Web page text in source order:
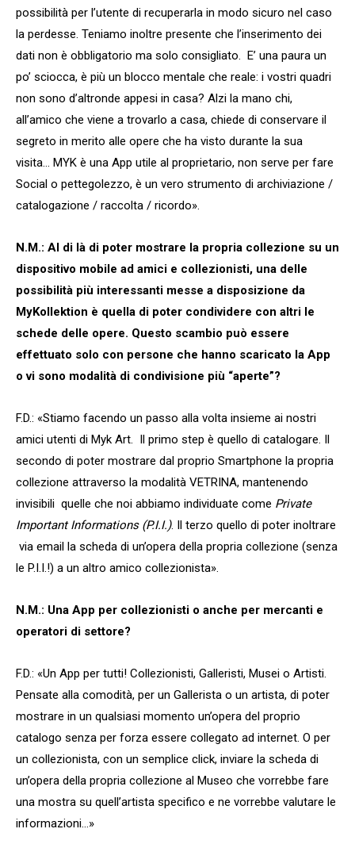
possibilità per l’utente di recuperarla in modo sicuro nel caso
la perdesse. Teniamo inoltre presente che l’inserimento dei
dati non è obbligatorio ma solo consigliato. E’ una paura un
po’ sciocca, è più un blocco mentale che reale: i vostri quadri
non sono d’altronde appesi in casa? Alzi la mano chi,
all’amico che viene a trovarlo a casa, chiede di conservare il
segreto in merito alle opere che ha visto durante la sua
visita… MYK è una App utile al proprietario, non serve per fare
Social o pettegolezzo, è un vero strumento di archiviazione /
catalogazione / raccolta / ricordo».
N.M.: Al di là di poter mostrare la propria collezione su un
dispositivo mobile ad amici e collezionisti, una delle
possibilità più interessanti messe a disposizione da
MyKollektion è quella di poter condividere con altri le
schede delle opere. Questo scambio può essere
effettuato solo con persone che hanno scaricato la App
o vi sono modalità di condivisione più “aperte”?
F.D.: «Stiamo facendo un passo alla volta insieme ai nostri
amici utenti di Myk Art. Il primo step è quello di catalogare. Il
secondo di poter mostrare dal proprio Smartphone la propria
collezione attraverso la modalità VETRINA, mantenendo
invisibili quelle che noi abbiamo individuate come Private
Important Informations (P.I.I.). Il terzo quello di poter inoltrare
via email la scheda di un’opera della propria collezione (senza
le P.I.I.!) a un altro amico collezionista».
N.M.: Una App per collezionisti o anche per mercanti e
operatori di settore?
F.D.: «Un App per tutti! Collezionisti, Galleristi, Musei o Artisti.
Pensate alla comodità, per un Gallerista o un artista, di poter
mostrare in un qualsiasi momento un’opera del proprio
catalogo senza per forza essere collegato ad internet. O per
un collezionista, con un semplice click, inviare la scheda di
un’opera della propria collezione al Museo che vorrebbe fare
una mostra su quell’artista specifico e ne vorrebbe valutare le
informazioni…»